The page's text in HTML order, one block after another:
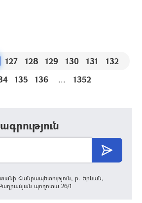
127 128 129 130 131
132
135 136 ... 1352
Հանրապետություն, ք. Երևան,
պողոտա 26/1